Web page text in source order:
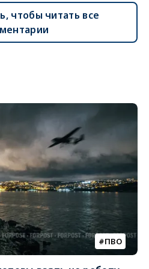
чтобы читать все
ПВО